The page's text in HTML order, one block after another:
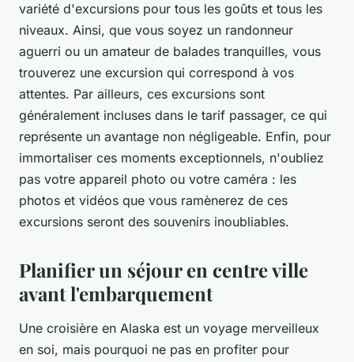
variété d'excursions pour tous les goûts et tous les
niveaux. Ainsi, que vous soyez un randonneur
aguerri ou un amateur de balades tranquilles, vous
trouverez une excursion qui correspond à vos
attentes. Par ailleurs, ces excursions sont
généralement incluses dans le tarif passager, ce qui
représente un avantage non négligeable. Enfin, pour
immortaliser ces moments exceptionnels, n'oubliez
pas votre appareil photo ou votre caméra : les
photos et vidéos que vous ramènerez de ces
excursions seront des souvenirs inoubliables.
Planifier un séjour en centre ville
avant l'embarquement
Une croisière en Alaska est un voyage merveilleux
en soi, mais pourquoi ne pas en profiter pour